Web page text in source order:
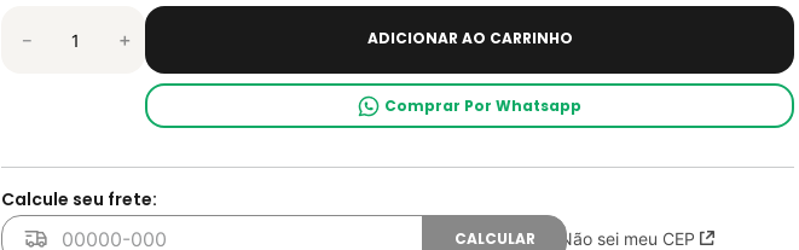
＋
－ ADICIONAR AO CARRINHO
Comprar Por Whatsapp
Não sei meu CEP